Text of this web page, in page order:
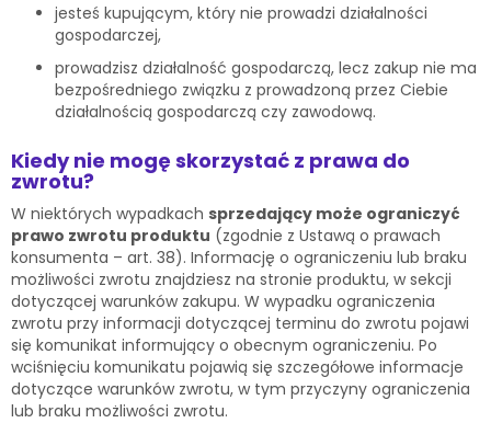
jesteś kupującym, który nie prowadzi działalności
gospodarczej,
prowadzisz działalność gospodarczą, lecz zakup nie ma
bezpośredniego związku z prowadzoną przez Ciebie
działalnością gospodarczą czy zawodową.
Kiedy nie mogę skorzystać z prawa do
zwrotu?
W niektórych wypadkach sprzedający może ograniczyć
prawo zwrotu produktu (zgodnie z Ustawą o prawach
konsumenta – art. 38). Informację o ograniczeniu lub braku
możliwości zwrotu znajdziesz na stronie produktu, w sekcji
dotyczącej warunków zakupu. W wypadku ograniczenia
zwrotu przy informacji dotyczącej terminu do zwrotu pojawi
się komunikat informujący o obecnym ograniczeniu. Po
wciśnięciu komunikatu pojawią się szczegółowe informacje
dotyczące warunków zwrotu, w tym przyczyny ograniczenia
lub braku możliwości zwrotu.